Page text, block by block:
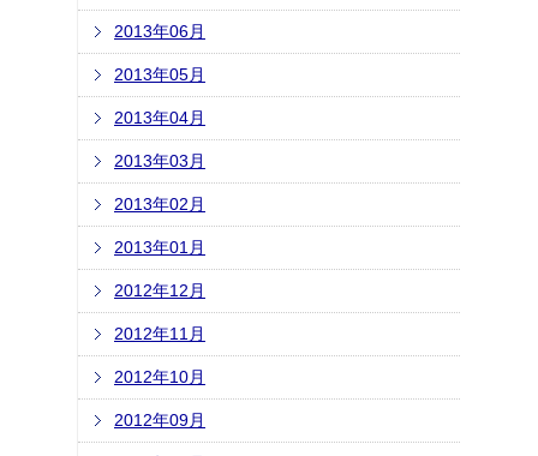
2013年06月
2013年05月
2013年04月
2013年03月
2013年02月
2013年01月
2012年12月
2012年11月
2012年10月
2012年09月